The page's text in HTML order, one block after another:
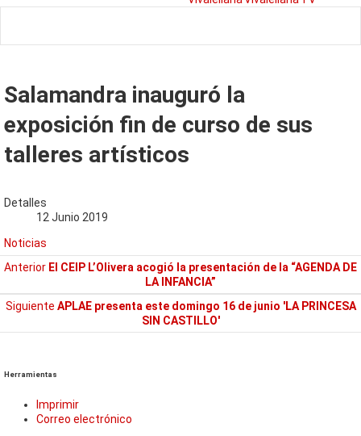
Salamandra inauguró la
exposición fin de curso de sus
talleres artísticos
Detalles
12 Junio 2019
Noticias
Anterior El CEIP L’Olivera acogió la presentación de la “AGENDA DE
LA INFANCIA”
Siguiente APLAE presenta este domingo 16 de junio 'LA PRINCESA
SIN CASTILLO'
Herramientas
Imprimir
Correo electrónico